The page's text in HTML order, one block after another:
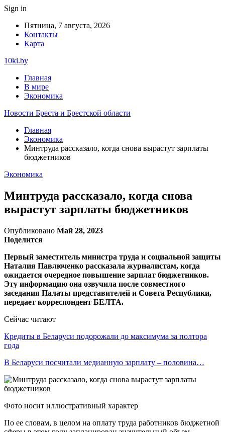
Sign in
Пятница, 7 августа, 2026
Контакты
Карта
10ki.by
Главная
В мире
Экономика
Новости Бреста и Брестской области
Главная
Экономика
Минтруда рассказало, когда снова вырастут зарплаты
бюджетников
Экономика
Минтруда рассказало, когда снова
вырастут зарплаты бюджетников
Опубликовано Май 28, 2023
Поделится
Первый заместитель министра труда и социальной защиты
Наталия Павлюченко рассказала журналистам, когда
ожидается очередное повышение зарплат бюджетников.
Эту информацию она озвучила после совместного
заседания Палаты представителей и Совета Республики,
передает корреспондент БЕЛТА.
Сейчас читают
Кредиты в Беларуси подорожали до максимума за полтора
года
В Беларуси посчитали медианную зарплату – половина…
Фото носит иллюстративный характер
По ее словам, в целом на оплату труда работников бюджетной